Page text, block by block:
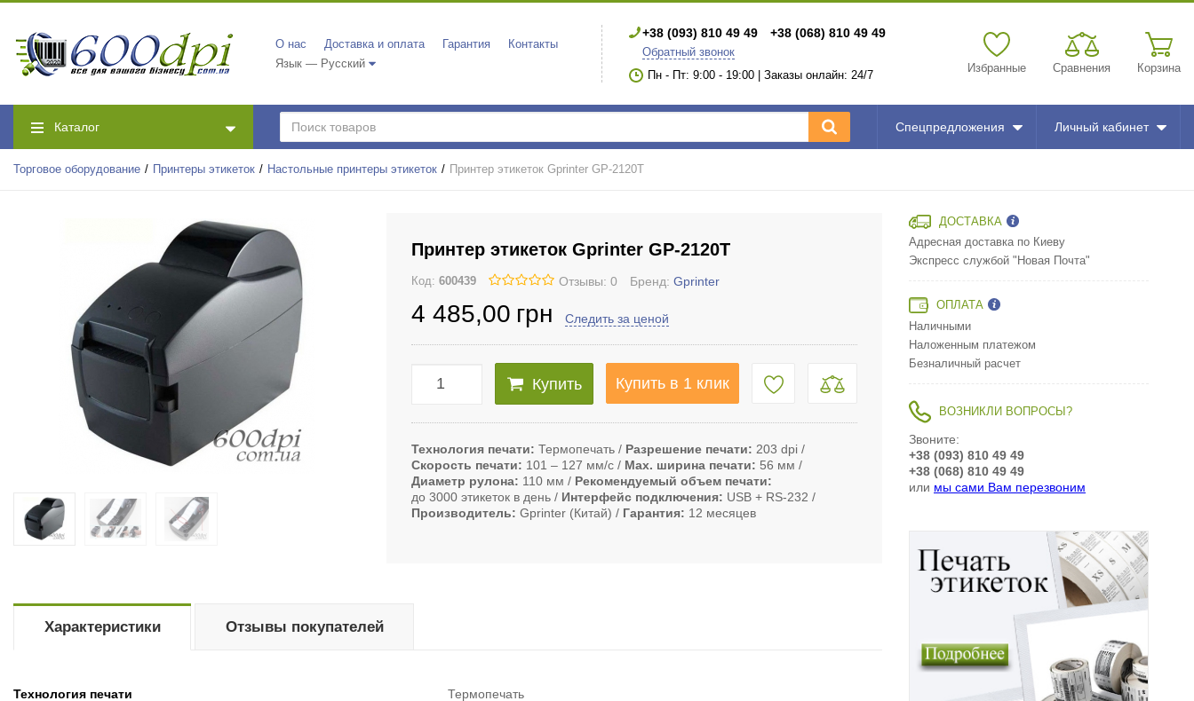
О нас Доставка и оплата Гарантия
Контакты
Язык — Русский
+38 (093) 810 49 49 +38 (068) 810 49 49
Обратный звонок
Пн - Пт: 9:00 - 19:00 | Заказы онлайн: 24/7
Избранные Сравнения Корзина
Каталог Спецпредложения Личный кабинет
Торговое оборудование Принтеры этикеток Настольные принтеры этикеток Принтер этикеток Gprinter GP-2120T
Принтер этикеток Gprinter GP-2120T
Код: 600439 Отзывы: 0 Бренд: Gprinter
4 485,00 грн Следить за ценой
Купить Купить в 1 клик
Технология печати Термопечать Разрешение печати
203 dpi
Скорость печати
101 ‒ 127 мм/с Max. ширина печати
56 мм
Диаметр рулона
110 мм
Рекомендуемый объем печати
до 3000 этикеток в день
Интерфейс подключения
USB + RS-232
Производитель
Gprinter (Китай) Гарантия 12 месяцев
Характеристики
Технология печати Термопечать
Отзывы покупателей
ДОСТАВКА
Адресная доставка по Киеву
Экспресс службой "Новая Почта"
ОПЛАТА
Наличными
Наложенным платежом
Безналичный расчет
ВОЗНИКЛИ ВОПРОСЫ?
Звоните:
+38 (093) 810 49 49
+38 (068) 810 49 49
или мы сами Вам перезвоним